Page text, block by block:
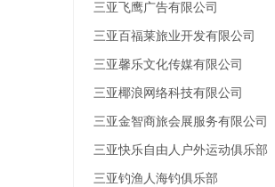
三亚飞鹰广告有限公司
三亚百福莱旅业开发有限公司
三亚馨乐文化传媒有限公司
三亚椰浪网络科技有限公司
三亚金智商旅会展服务有限公司
三亚快乐自由人户外运动俱乐部
三亚钓渔人海钓俱乐部